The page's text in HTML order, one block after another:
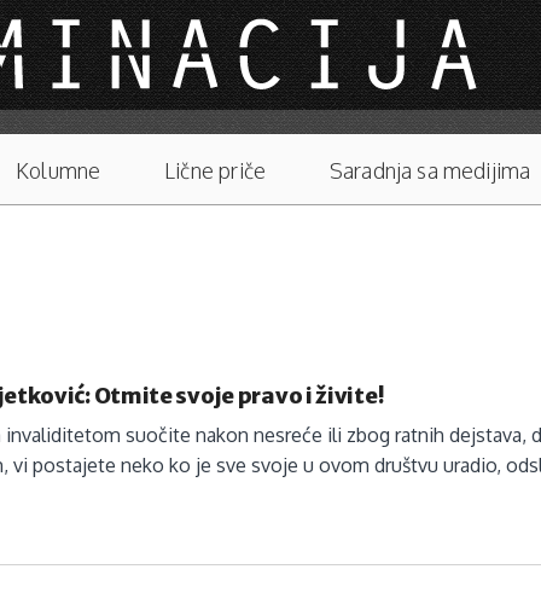
Kolumne Lične priče Saradnja sa medijima
Otmite svoje pravo i živite!
invaliditetom suočite nakon nesreće ili zbog ratnih dejstava,
vi postajete neko ko je sve svoje u ovom društvu uradio,